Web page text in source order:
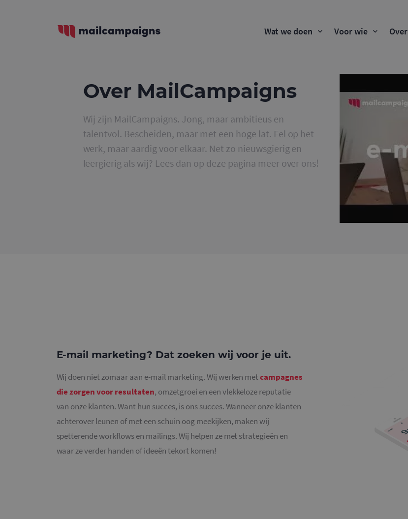
Wat we doen Voor wie
Over MailCampaigns
Wij zijn MailCampaigns. Jong, maar ambitieus en
talentvol. Bescheiden, maar met een hoge lat. Fel op het
werk, maar aardig voor elkaar. Net zo nieuwsgierig en
leergierig als wij? Lees dan op deze pagina meer over ons!
E-mail marketing? Dat zoeken wij voor je uit.
Wij doen niet zomaar aan e-mail marketing. Wij werken metcampagnes
die zorgen voor resultaten, omzetgroei en een vlekkeloze reputatie
van onze klanten. Want hun succes, is ons succes. Wanneer onze klanten
achterover leunen of met een schuin oog meekijken, maken wij
spetterende workflows en mailings. Wij helpen ze met strategieën en
waar ze verder handen of ideeën tekort komen!